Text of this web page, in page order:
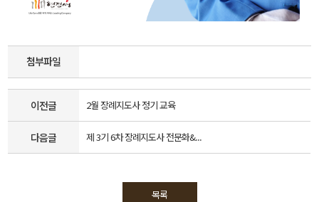
첨부파일
이전글 2월 장례지도사 정기 교육
다음글 제 3기 6차 장례지도사 전문화&...
목록